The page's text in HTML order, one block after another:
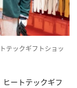
テックギフトショッ
ートテックギフ